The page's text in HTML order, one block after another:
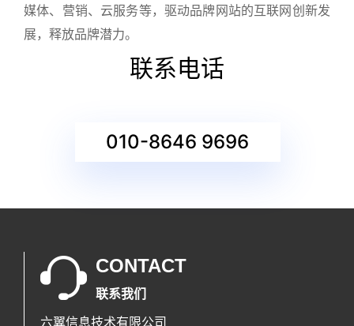
媒体、营销、云服务等，驱动品牌网站的互联网创新发
展，释放品牌潜力。
联系电话
010-8646 9696
CONTACT
联系我们
六翼信息技术有限公司